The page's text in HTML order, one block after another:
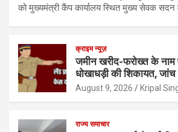
को मुख्यमंत्री कैंप कार्यालय स्थित मुख्य सेवक सदन
क्राइम न्यूज़
जमीन खरीद-फरोख्त के नाम
धोखाधड़ी की शिकायत,
August 9, 2026 Kripal
राज्य समाचार